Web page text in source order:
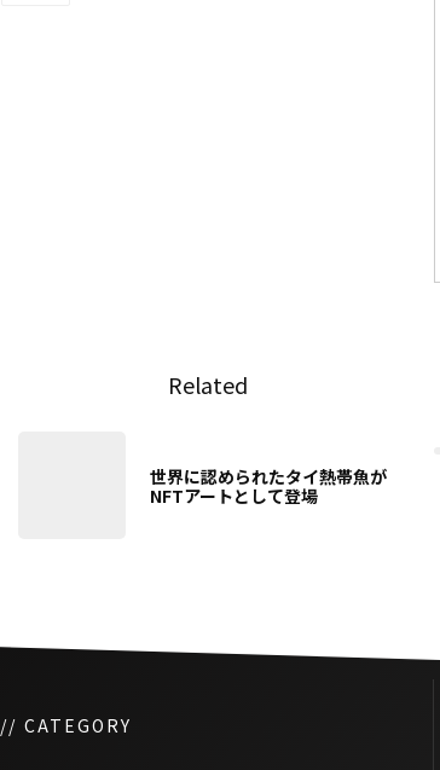
Related
世界に認められたタイ熱帯魚が
NFTアートとして登場
// CATEGORY